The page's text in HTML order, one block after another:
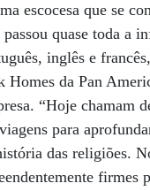
escocesa que se
quase toda a
inglês e
Homes da Pan
“Hoje chamam
para
das religiões.
firmes